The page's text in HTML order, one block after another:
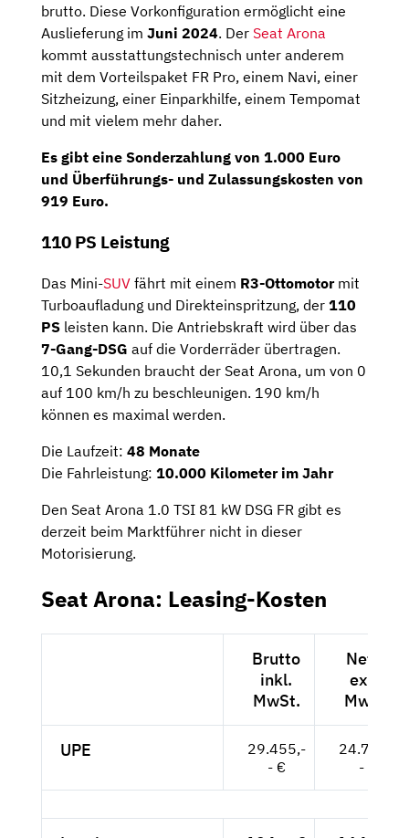
brutto. Diese Vorkonfiguration ermöglicht eine
Auslieferung im Juni 2024. Der Seat Arona
kommt ausstattungstechnisch unter anderem
mit dem Vorteilspaket FR Pro, einem Navi, einer
Sitzheizung, einer Einparkhilfe, einem Tempomat
und mit vielem mehr daher.
Es gibt eine Sonderzahlung von 1.000 Euro
und Überführungs- und Zulassungskosten von
919 Euro.
110 PS Leistung
Das Mini-SUV fährt mit einem R3-Ottomotormit
Turboaufladung und Direkteinspritzung, der 110
PS leisten kann. Die Antriebskraft wird über das
7-Gang-DSG auf die Vorderräder übertragen.
10,1 Sekunden braucht der Seat Arona, um von 0
auf 100 km/h zu beschleunigen. 190 km/h
können es maximal werden.
Die Laufzeit: 48 Monate
Die Fahrleistung: 10.000 Kilometer im Jahr
Den Seat Arona 1.0 TSI 81 kW DSG FR gibt es
derzeit beim Marktführer nicht in dieser
Motorisierung.
Seat Arona: Leasing-Kosten
Brutto
inkl.
MwSt.
Netto
exkl.
MwSt.
UPE
29.455,-
- €
24.752,-
- €